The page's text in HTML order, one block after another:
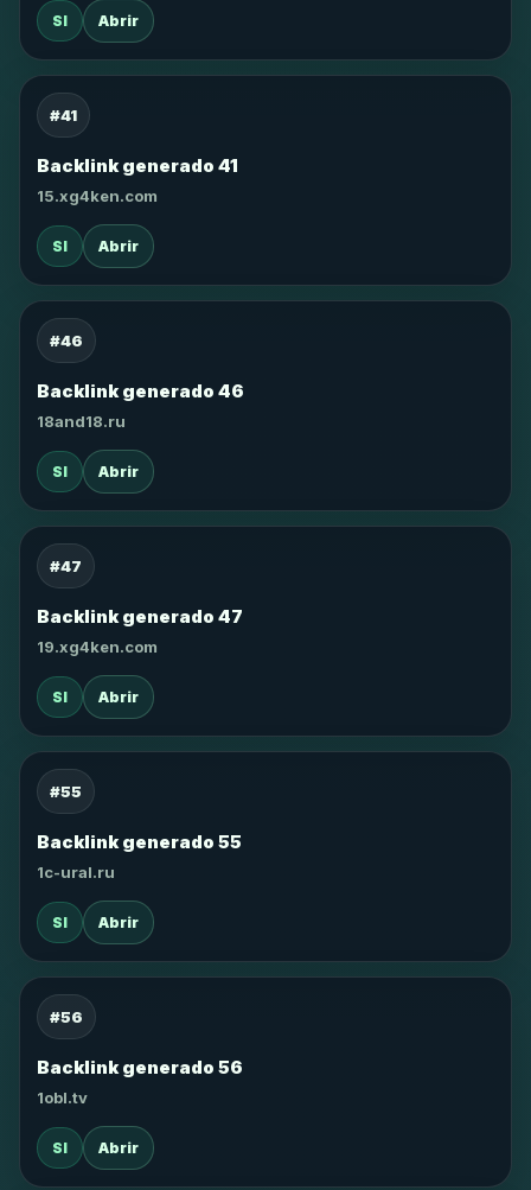
SI Abrir
#41
Backlink generado 41
15.xg4ken.com
SI Abrir
#46
Backlink generado 46
18and18.ru
SI Abrir
#47
Backlink generado 47
19.xg4ken.com
SI Abrir
#55
Backlink generado 55
1c-ural.ru
SI Abrir
#56
Backlink generado 56
1obl.tv
SI Abrir